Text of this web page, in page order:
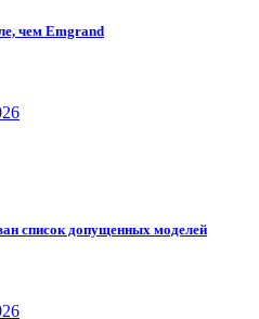
чем Emgrand
список допущенных моделей